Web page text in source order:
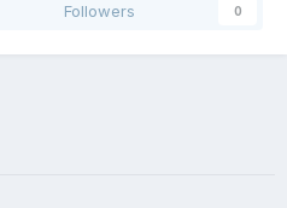
Followers 0